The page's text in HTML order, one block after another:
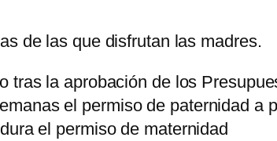
de las que disfrutan las madres.
la aprobación de los
el permiso de paternidad a
el permiso de maternidad